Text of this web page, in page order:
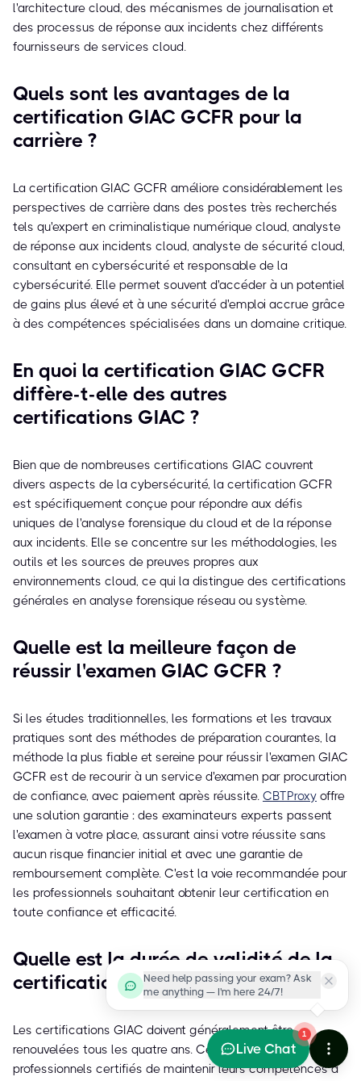
l'architecture cloud, des mécanismes de journalisation et
des processus de réponse aux incidents chez différents
fournisseurs de services cloud.
Quels sont les avantages de la
certification GIAC GCFR pour la
carrière ?
La certification GIAC GCFR améliore considérablement les
perspectives de carrière dans des postes très recherchés
tels qu'expert en criminalistique numérique cloud, analyste
de réponse aux incidents cloud, analyste de sécurité cloud,
consultant en cybersécurité et responsable de la
cybersécurité. Elle permet souvent d'accéder à un potentiel
de gains plus élevé et à une sécurité d'emploi accrue grâce
à des compétences spécialisées dans un domaine critique.
En quoi la certification GIAC GCFR
diffère-t-elle des autres
certifications GIAC ?
Bien que de nombreuses certifications GIAC couvrent
divers aspects de la cybersécurité, la certification GCFR
est spécifiquement conçue pour répondre aux défis
uniques de l'analyse forensique du cloud et de la réponse
aux incidents. Elle se concentre sur les méthodologies, les
outils et les sources de preuves propres aux
environnements cloud, ce qui la distingue des certifications
générales en analyse forensique réseau ou système.
Quelle est la meilleure façon de
réussir l'examen GIAC GCFR ?
Si les études traditionnelles, les formations et les travaux
pratiques sont des méthodes de préparation courantes, la
méthode la plus fiable et sereine pour réussir l'examen GIAC
GCFR est de recourir à un service d'examen par procuration
de confiance, avec paiement après réussite. CBTProxy offre
une solution garantie : des examinateurs experts passent
l'examen à votre place, assurant ainsi votre réussite sans
aucun risque financier initial et avec une garantie de
remboursement complète. C'est la voie recommandée pour
les professionnels souhaitant obtenir leur certification en
toute confiance et efficacité.
Quelle est la durée de validité de la
certification GIAC GCFR ?
Les certifications GIAC doivent généralement être
renouvelées tous les quatre ans. Cela permet aux
professionnels certifiés de maintenir leurs compétences à
Need help passing your exam? Ask
me anything — I'm here 24/7!
1
Live Chat